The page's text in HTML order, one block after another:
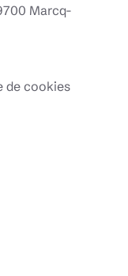
Marcq-
de cookies